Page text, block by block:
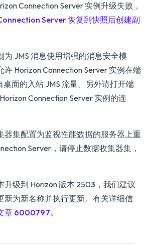
Connection Server 实例升级失败，
Server 恢复到快照后创建副
为 JMS 消息使用增强的消息安全模
Horizon Connection Server 实例在端
面的入站 JMS 流量。另外请打开端
Connection Server 实例的连
器集配置为监视性能数据的服务器上重
Server，请停止数据收集器集，
升级到 Horizon 版本 2503，我们建议
新为新名称并执行更新。有关详细信
章 6000797。